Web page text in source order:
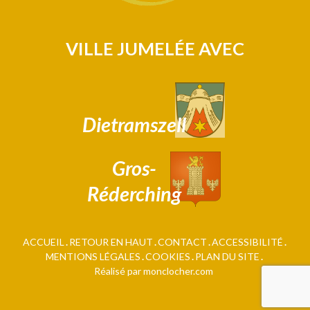
VILLE JUMELÉE AVEC
Dietramszell
Gros-
Réderching
ACCUEIL RETOUR EN HAUT CONTACT ACCESSIBILITÉ
MENTIONS LÉGALES COOKIES PLAN DU SITE
Réalisé par monclocher.com